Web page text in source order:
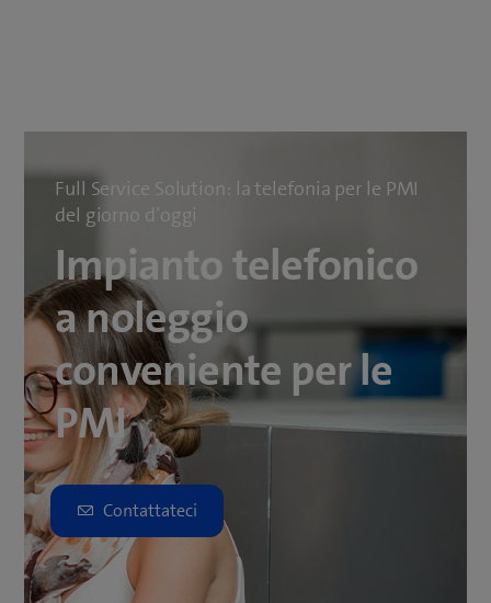
Full Service Solution: la telefonia per le PMI
del giorno d’oggi
Impianto telefonico
a noleggio
conveniente per le
PMI